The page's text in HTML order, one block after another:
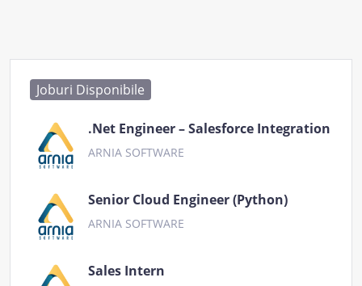
Joburi Disponibile
.Net Engineer – Salesforce Integration
ARNIA SOFTWARE
Senior Cloud Engineer (Python)
ARNIA SOFTWARE
Sales Intern